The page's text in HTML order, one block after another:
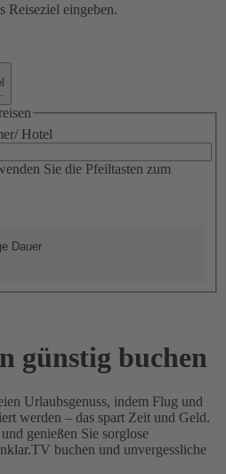
Reiseziel eingeben.
Hotel
Sie die Pfeiltasten zum
Dauer
günstig buchen
Urlaubsgenuss, indem Flug und
werden – das spart Zeit und Geld.
genießen Sie sorglose
buchen und unvergessliche